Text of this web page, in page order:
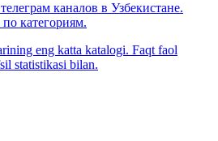
каналов в Узбекистане.
категориям.
eng katta katalogi. Faqt faol
statistikasi bilan.